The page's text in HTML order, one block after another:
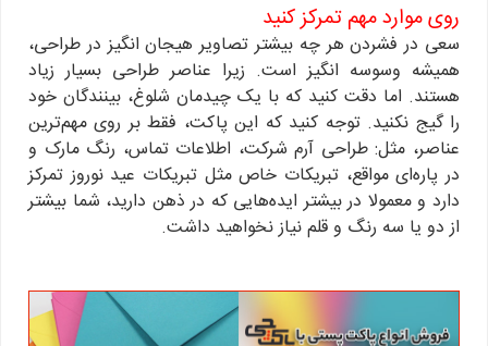
روی موارد مهم تمرکز کنید
سعی در فشردن هر چه بیشتر تصاویر هیجان انگیز در طراحی،
همیشه وسوسه انگیز است. زیرا عناصر طراحی بسیار زیاد
هستند. اما دقت کنید که با یک چیدمان شلوغ، بینندگان خود
را گیج نکنید. توجه کنید که این پاکت، فقط بر روی مهم‌ترین
عناصر، مثل: طراحی آرم شرکت، اطلاعات تماس، رنگ مارک و
در پاره‌ای مواقع، تبریکات خاص مثل تبریکات عید نوروز تمرکز
دارد و معمولا در بیشتر ایده‌هایی که در ذهن دارید، شما بیشتر
از دو یا سه رنگ و قلم نیاز نخواهید داشت.